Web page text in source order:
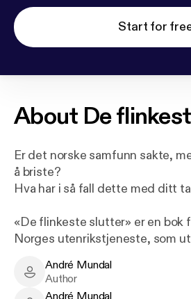
Start for
About De
Er det norske samfunn sakte,
å briste?
Hva har i så fall dette med ditt
«De flinkeste slutter» er en bok
Norges utenrikstjeneste, som
Forfatteren tar for seg hvordan
offentlige sektor har skapt et
André Mundal - Author
André Mundal
Author
André Mundal